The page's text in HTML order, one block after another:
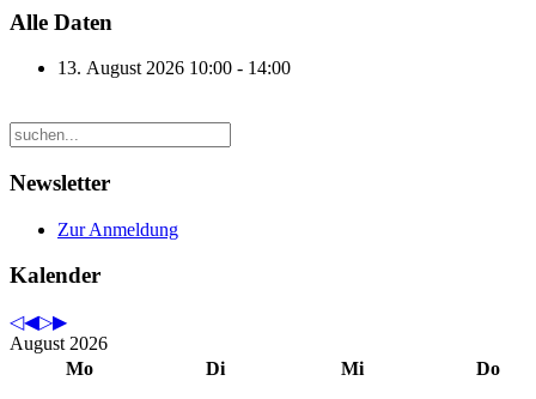
Alle Daten
13. August 2026 10:00 - 14:00
Newsletter
Zur Anmeldung
Kalender
August 2026
Mo
Di Mi Do